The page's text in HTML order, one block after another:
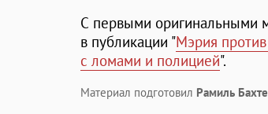
С первыми оригинальными
в публикации "Мэрия
с ломами и полицией".
Материал подготовил Рамиль